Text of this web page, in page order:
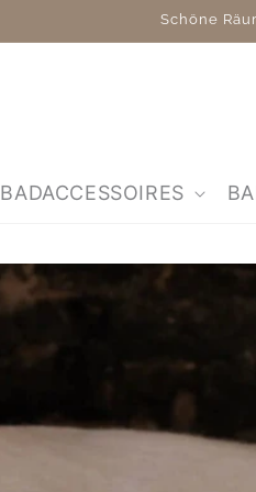
Schöne
BADACCESSOIRES